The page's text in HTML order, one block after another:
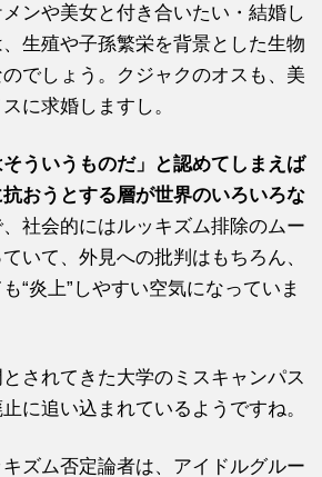
ンや美女と付き合いたい・結婚し
生殖や子孫繁栄を背景とした生物
でしょう。クジャクのオスも、美
に求婚しますし。
そういうものだ」と認めてしまえば
おうとする層が世界のいろいろな
、社会的にはルッキズム排除のムー
いて、外見への批判はもちろん、
“炎上”しやすい空気になっていま
されてきた大学のミスキャンパス
に追い込まれているようですね。
ズム否定論者は、アイドルグルー